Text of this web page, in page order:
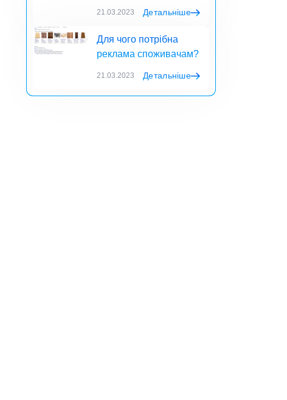
21.03.2023 Детальніше
Для чого потрібна
реклама споживачам?
21.03.2023 Детальніше